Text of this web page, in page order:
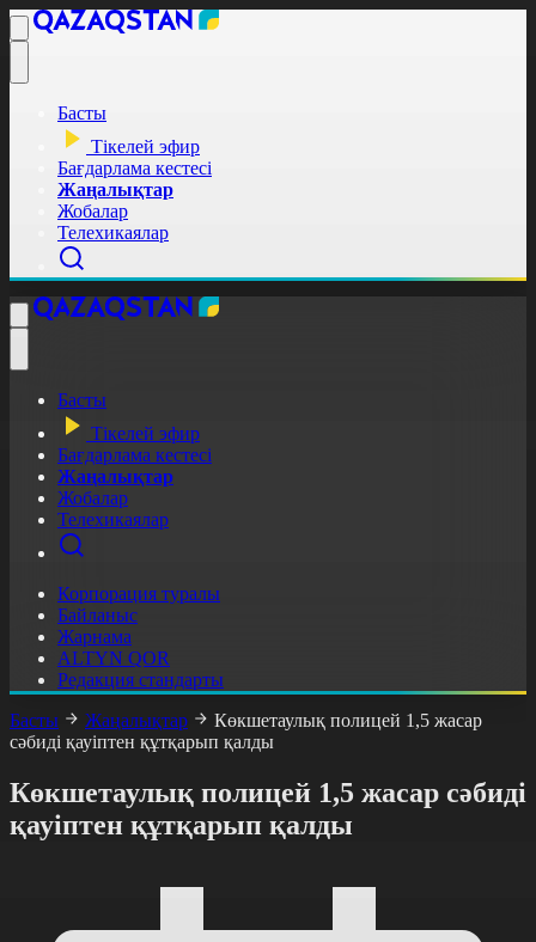
Басты
Тікелей эфир
Бағдарлама кестесі
Жаңалықтар
Жобалар
Телехикаялар
Басты
Тікелей эфир
Бағдарлама кестесі
Жаңалықтар
Жобалар
Телехикаялар
Корпорация туралы
Байланыс
Жарнама
ALTYN QOR
Редакция стандарты
Басты
Жаңалықтар
Көкшетаулық полицей 1,5 жасар
сәбиді қауіптен құтқарып қалды
Көкшетаулық полицей 1,5 жасар сәбиді
қауіптен құтқарып қалды